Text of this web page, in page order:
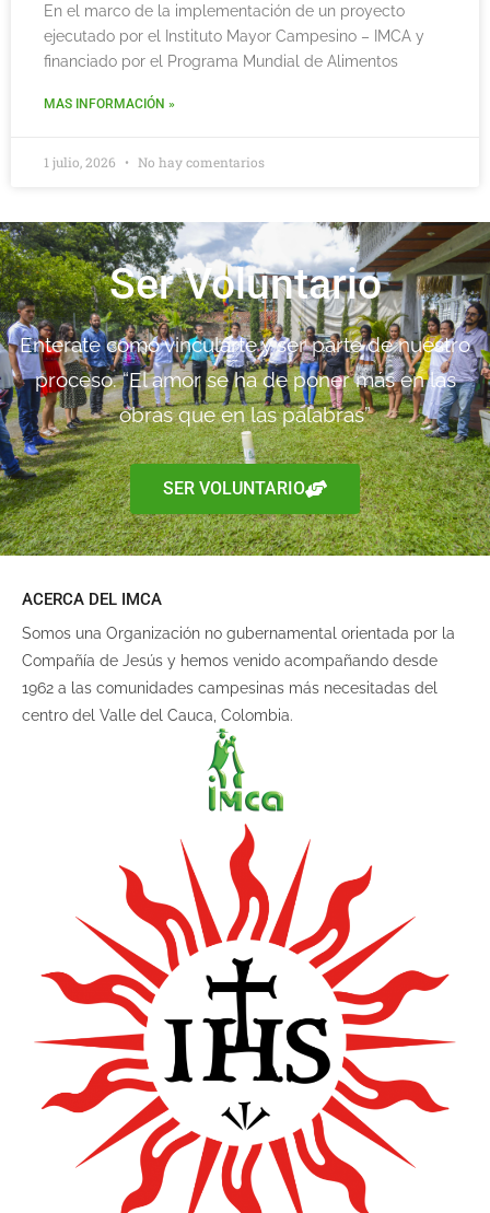
En el marco de la implementación de un proyecto
ejecutado por el Instituto Mayor Campesino – IMCA y
financiado por el Programa Mundial de Alimentos
MAS INFORMACIÓN »
1 julio, 2026 No hay comentarios
Ser Voluntario
Enterate como vincularte y ser parte de nuestro
proceso. “El amor se ha de poner más en las
obras que en las palabras”
SER VOLUNTARIO
ACERCA DEL IMCA
Somos una Organización no gubernamental orientada por la
Compañía de Jesús y hemos venido acompañando desde
1962 a las comunidades campesinas más necesitadas del
centro del Valle del Cauca, Colombia.